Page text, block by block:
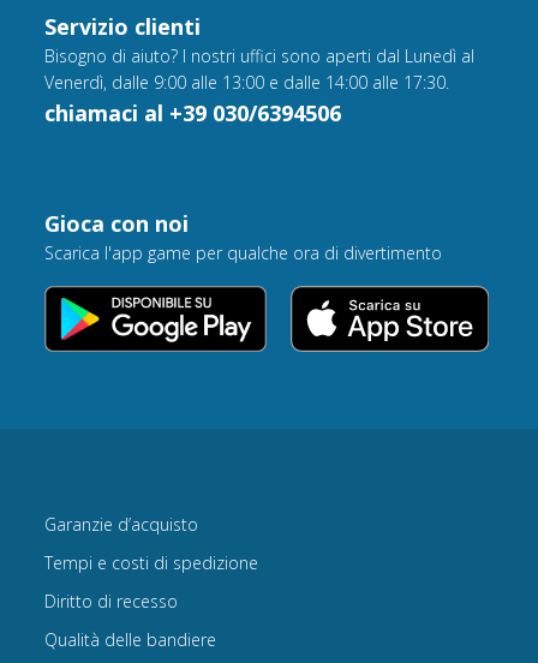
Servizio clienti
Bisogno di aiuto? I nostri uffici sono aperti dal Lunedì al
Venerdì, dalle 9:00 alle 13:00 e dalle 14:00 alle 17:30.
chiamaci al +39 030/6394506
Gioca con noi
Scarica l'app game per qualche ora di divertimento
Garanzie d’acquisto
Tempi e costi di spedizione
Diritto di recesso
Qualità delle bandiere